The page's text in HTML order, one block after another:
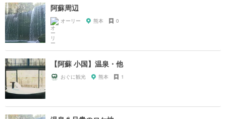
阿蘇周辺
オーリー 熊本 0
【阿蘇 小国】温泉・他
おぐに観光 熊本 1